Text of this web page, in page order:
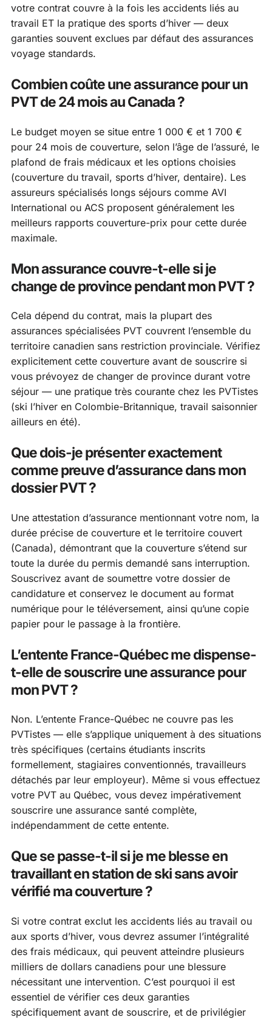
votre contrat couvre à la fois les accidents liés au
travail ET la pratique des sports d’hiver — deux
garanties souvent exclues par défaut des assurances
voyage standards.
Combien coûte une assurance pour un
PVT de 24 mois au Canada ?
Le budget moyen se situe entre 1 000 € et 1 700 €
pour 24 mois de couverture, selon l’âge de l’assuré, le
plafond de frais médicaux et les options choisies
(couverture du travail, sports d’hiver, dentaire). Les
assureurs spécialisés longs séjours comme AVI
International ou ACS proposent généralement les
meilleurs rapports couverture-prix pour cette durée
maximale.
Mon assurance couvre-t-elle si je
change de province pendant mon PVT ?
Cela dépend du contrat, mais la plupart des
assurances spécialisées PVT couvrent l’ensemble du
territoire canadien sans restriction provinciale. Vérifiez
explicitement cette couverture avant de souscrire si
vous prévoyez de changer de province durant votre
séjour — une pratique très courante chez les PVTistes
(ski l’hiver en Colombie-Britannique, travail saisonnier
ailleurs en été).
Que dois-je présenter exactement
comme preuve d’assurance dans mon
dossier PVT ?
Une attestation d’assurance mentionnant votre nom, la
durée précise de couverture et le territoire couvert
(Canada), démontrant que la couverture s’étend sur
toute la durée du permis demandé sans interruption.
Souscrivez avant de soumettre votre dossier de
candidature et conservez le document au format
numérique pour le téléversement, ainsi qu’une copie
papier pour le passage à la frontière.
L’entente France-Québec me dispense-
t-elle de souscrire une assurance pour
mon PVT ?
Non. L’entente France-Québec ne couvre pas les
PVTistes — elle s’applique uniquement à des situations
très spécifiques (certains étudiants inscrits
formellement, stagiaires conventionnés, travailleurs
détachés par leur employeur). Même si vous effectuez
votre PVT au Québec, vous devez impérativement
souscrire une assurance santé complète,
indépendamment de cette entente.
Que se passe-t-il si je me blesse en
travaillant en station de ski sans avoir
vérifié ma couverture ?
Si votre contrat exclut les accidents liés au travail ou
aux sports d’hiver, vous devrez assumer l’intégralité
des frais médicaux, qui peuvent atteindre plusieurs
milliers de dollars canadiens pour une blessure
nécessitant une intervention. C’est pourquoi il est
essentiel de vérifier ces deux garanties
spécifiquement avant de souscrire, et de privilégier